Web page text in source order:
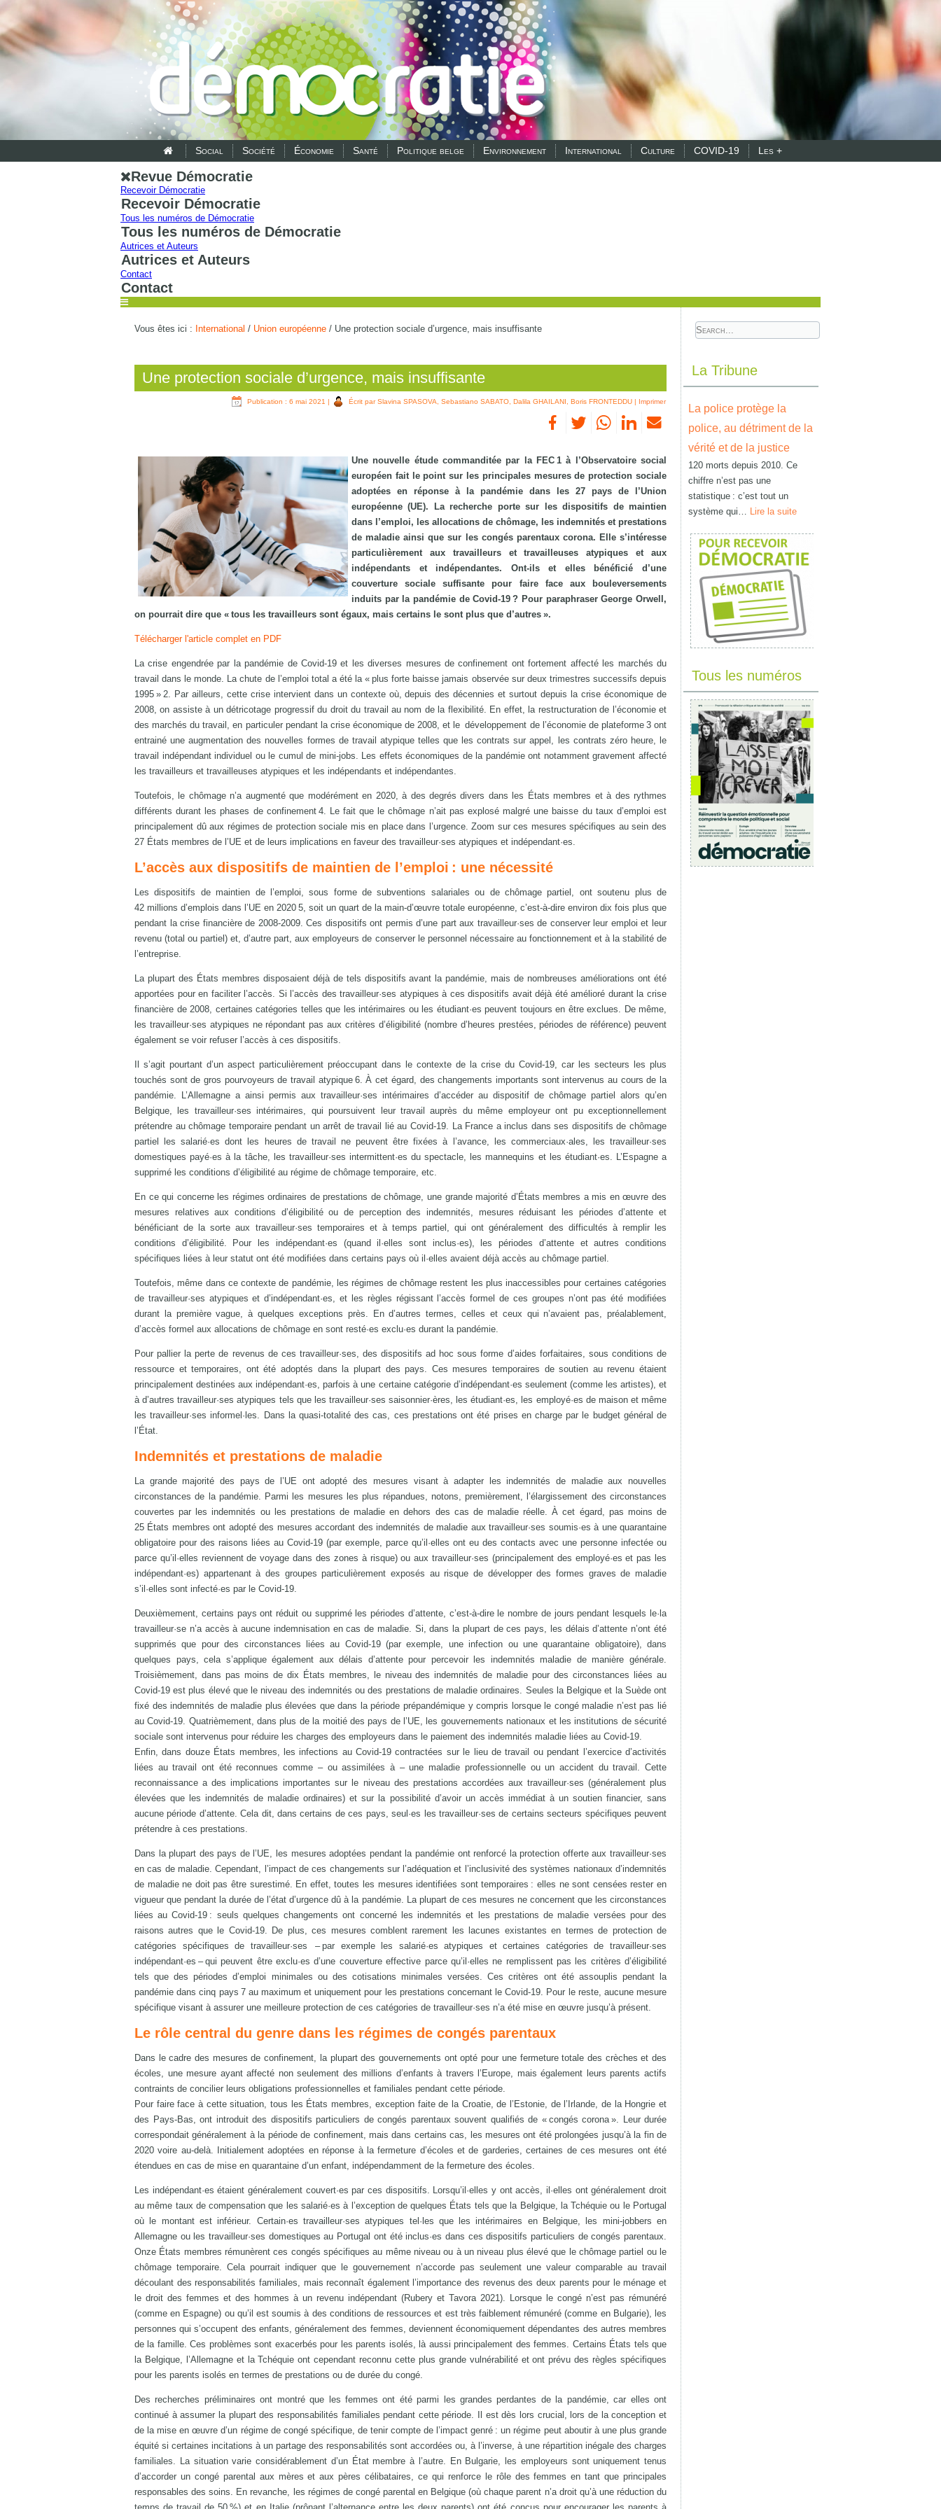
Social Société Économie Santé Politique belge Environnement International Culture COVID-19 Les +
Revue Démocratie
Recevoir Démocratie
Recevoir Démocratie
Tous les numéros de Démocratie
Tous les numéros de Démocratie
Autrices et Auteurs
Autrices et Auteurs
Contact
Contact
Vous êtes ici : International / Union européenne / Une protection sociale d’urgence, mais insuffisante
Une protection sociale d’urgence, mais insuffisante
Publication : 6 mai 2021 | Écrit par Slavina SPASOVA, Sebastiano SABATO, Dalila GHAILANI, Boris FRONTEDDU | Imprimer
Une nouvelle étude commanditée par la FEC 1 à l’Observatoire social
européen fait le point sur les principales mesures de protection sociale
adoptées en réponse à la pandémie dans les 27 pays de l’Union
européenne (UE). La recherche porte sur les dispositifs de maintien
dans l’emploi, les allocations de chômage, les indemnités et prestations
de maladie ainsi que sur les congés parentaux corona. Elle s’intéresse
particulièrement aux travailleurs et travailleuses atypiques et aux
indépendants et indépendantes. Ont-ils et elles bénéficié d’une
couverture sociale suffisante pour faire face aux bouleversements
induits par la pandémie de Covid-19 ? Pour paraphraser George Orwell,
on pourrait dire que « tous les travailleurs sont égaux, mais certains le sont plus que d’autres ».
Télécharger l'article complet en PDF
La crise engendrée par la pandémie de Covid-19 et les diverses mesures de confinement ont fortement affecté les marchés du
travail dans le monde. La chute de l’emploi total a été la « plus forte baisse jamais observée sur deux trimestres successifs depuis
1995 » 2. Par ailleurs, cette crise intervient dans un contexte où, depuis des décennies et surtout depuis la crise économique de
2008, on assiste à un détricotage progressif du droit du travail au nom de la flexibilité. En effet, la restructuration de l’économie et
des marchés du travail, en particuler pendant la crise économique de 2008, et le développement de l’économie de plateforme 3 ont
entrainé une augmentation des nouvelles formes de travail atypique telles que les contrats sur appel, les contrats zéro heure, le
travail indépendant individuel ou le cumul de mini-jobs. Les effets économiques de la pandémie ont notamment gravement affecté
les travailleurs et travailleuses atypiques et les indépendants et indépendantes.
Toutefois, le chômage n’a augmenté que modérément en 2020, à des degrés divers dans les États membres et à des rythmes
différents durant les phases de confinement 4. Le fait que le chômage n’ait pas explosé malgré une baisse du taux d’emploi est
principalement dû aux régimes de protection sociale mis en place dans l’urgence. Zoom sur ces mesures spécifiques au sein des
27 États membres de l’UE et de leurs implications en faveur des travailleur·ses atypiques et indépendant·es.
L’accès aux dispositifs de maintien de l’emploi : une nécessité
Les dispositifs de maintien de l’emploi, sous forme de subventions salariales ou de chômage partiel, ont soutenu plus de
42 millions d’emplois dans l’UE en 2020 5, soit un quart de la main-d’œuvre totale européenne, c’est-à-dire environ dix fois plus que
pendant la crise financière de 2008-2009. Ces dispositifs ont permis d’une part aux travailleur·ses de conserver leur emploi et leur
revenu (total ou partiel) et, d’autre part, aux employeurs de conserver le personnel nécessaire au fonctionnement et à la stabilité de
l’entreprise.
La plupart des États membres disposaient déjà de tels dispositifs avant la pandémie, mais de nombreuses améliorations ont été
apportées pour en faciliter l’accès. Si l’accès des travailleur·ses atypiques à ces dispositifs avait déjà été amélioré durant la crise
financière de 2008, certaines catégories telles que les intérimaires ou les étudiant·es peuvent toujours en être exclues. De même,
les travailleur·ses atypiques ne répondant pas aux critères d’éligibilité (nombre d’heures prestées, périodes de référence) peuvent
également se voir refuser l’accès à ces dispositifs.
Il s’agit pourtant d’un aspect particulièrement préoccupant dans le contexte de la crise du Covid-19, car les secteurs les plus
touchés sont de gros pourvoyeurs de travail atypique 6. À cet égard, des changements importants sont intervenus au cours de la
pandémie. L’Allemagne a ainsi permis aux travailleur·ses intérimaires d’accéder au dispositif de chômage partiel alors qu’en
Belgique, les travailleur·ses intérimaires, qui poursuivent leur travail auprès du même employeur ont pu exceptionnellement
prétendre au chômage temporaire pendant un arrêt de travail lié au Covid-19. La France a inclus dans ses dispositifs de chômage
partiel les salarié·es dont les heures de travail ne peuvent être fixées à l’avance, les commerciaux·ales, les travailleur·ses
domestiques payé·es à la tâche, les travailleur·ses intermittent·es du spectacle, les mannequins et les étudiant·es. L’Espagne a
supprimé les conditions d’éligibilité au régime de chômage temporaire, etc.
En ce qui concerne les régimes ordinaires de prestations de chômage, une grande majorité d’États membres a mis en œuvre des
mesures relatives aux conditions d’éligibilité ou de perception des indemnités, mesures réduisant les périodes d’attente et
bénéficiant de la sorte aux travailleur·ses temporaires et à temps partiel, qui ont généralement des difficultés à remplir les
conditions d’éligibilité. Pour les indépendant·es (quand il·elles sont inclus·es), les périodes d’attente et autres conditions
spécifiques liées à leur statut ont été modifiées dans certains pays où il·elles avaient déjà accès au chômage partiel.
Toutefois, même dans ce contexte de pandémie, les régimes de chômage restent les plus inaccessibles pour certaines catégories
de travailleur·ses atypiques et d’indépendant·es, et les règles régissant l’accès formel de ces groupes n’ont pas été modifiées
durant la première vague, à quelques exceptions près. En d’autres termes, celles et ceux qui n’avaient pas, préalablement,
d’accès formel aux allocations de chômage en sont resté·es exclu·es durant la pandémie.
Pour pallier la perte de revenus de ces travailleur·ses, des dispositifs ad hoc sous forme d’aides forfaitaires, sous conditions de
ressource et temporaires, ont été adoptés dans la plupart des pays. Ces mesures temporaires de soutien au revenu étaient
principalement destinées aux indépendant·es, parfois à une certaine catégorie d’indépendant·es seulement (comme les artistes), et
à d’autres travailleur·ses atypiques tels que les travailleur·ses saisonnier·ères, les étudiant·es, les employé·es de maison et même
les travailleur·ses informel·les. Dans la quasi-totalité des cas, ces prestations ont été prises en charge par le budget général de
l’État.
Indemnités et prestations de maladie
La grande majorité des pays de l’UE ont adopté des mesures visant à adapter les indemnités de maladie aux nouvelles
circonstances de la pandémie. Parmi les mesures les plus répandues, notons, premièrement, l’élargissement des circonstances
couvertes par les indemnités ou les prestations de maladie en dehors des cas de maladie réelle. À cet égard, pas moins de
25 États membres ont adopté des mesures accordant des indemnités de maladie aux travailleur·ses soumis·es à une quarantaine
obligatoire pour des raisons liées au Covid-19 (par exemple, parce qu’il·elles ont eu des contacts avec une personne infectée ou
parce qu’il·elles reviennent de voyage dans des zones à risque) ou aux travailleur·ses (principalement des employé·es et pas les
indépendant·es) appartenant à des groupes particulièrement exposés au risque de développer des formes graves de maladie
s’il·elles sont infecté·es par le Covid-19.
Deuxièmement, certains pays ont réduit ou supprimé les périodes d’attente, c’est-à-dire le nombre de jours pendant lesquels le·la
travailleur·se n’a accès à aucune indemnisation en cas de maladie. Si, dans la plupart de ces pays, les délais d’attente n’ont été
supprimés que pour des circonstances liées au Covid-19 (par exemple, une infection ou une quarantaine obligatoire), dans
quelques pays, cela s’applique également aux délais d’attente pour percevoir les indemnités maladie de manière générale.
Troisièmement, dans pas moins de dix États membres, le niveau des indemnités de maladie pour des circonstances liées au
Covid-19 est plus élevé que le niveau des indemnités ou des prestations de maladie ordinaires. Seules la Belgique et la Suède ont
fixé des indemnités de maladie plus élevées que dans la période prépandémique y compris lorsque le congé maladie n’est pas lié
au Covid-19. Quatrièmement, dans plus de la moitié des pays de l’UE, les gouvernements nationaux et les institutions de sécurité
sociale sont intervenus pour réduire les charges des employeurs dans le paiement des indemnités maladie liées au Covid-19.
Enfin, dans douze États membres, les infections au Covid-19 contractées sur le lieu de travail ou pendant l’exercice d’activités
liées au travail ont été reconnues comme – ou assimilées à – une maladie professionnelle ou un accident du travail. Cette
reconnaissance a des implications importantes sur le niveau des prestations accordées aux travailleur·ses (généralement plus
élevées que les indemnités de maladie ordinaires) et sur la possibilité d’avoir un accès immédiat à un soutien financier, sans
aucune période d’attente. Cela dit, dans certains de ces pays, seul·es les travailleur·ses de certains secteurs spécifiques peuvent
prétendre à ces prestations.
Dans la plupart des pays de l’UE, les mesures adoptées pendant la pandémie ont renforcé la protection offerte aux travailleur·ses
en cas de maladie. Cependant, l’impact de ces changements sur l’adéquation et l’inclusivité des systèmes nationaux d’indemnités
de maladie ne doit pas être surestimé. En effet, toutes les mesures identifiées sont temporaires : elles ne sont censées rester en
vigueur que pendant la durée de l’état d’urgence dû à la pandémie. La plupart de ces mesures ne concernent que les circonstances
liées au Covid-19 : seuls quelques changements ont concerné les indemnités et les prestations de maladie versées pour des
raisons autres que le Covid-19. De plus, ces mesures comblent rarement les lacunes existantes en termes de protection de
catégories spécifiques de travailleur·ses – par exemple les salarié·es atypiques et certaines catégories de travailleur·ses
indépendant·es – qui peuvent être exclu·es d’une couverture effective parce qu’il·elles ne remplissent pas les critères d’éligibilité
tels que des périodes d’emploi minimales ou des cotisations minimales versées. Ces critères ont été assouplis pendant la
pandémie dans cinq pays 7 au maximum et uniquement pour les prestations concernant le Covid-19. Pour le reste, aucune mesure
spécifique visant à assurer une meilleure protection de ces catégories de travailleur·ses n’a été mise en œuvre jusqu’à présent.
Le rôle central du genre dans les régimes de congés parentaux
Dans le cadre des mesures de confinement, la plupart des gouvernements ont opté pour une fermeture totale des crèches et des
écoles, une mesure ayant affecté non seulement des millions d’enfants à travers l’Europe, mais également leurs parents actifs
contraints de concilier leurs obligations professionnelles et familiales pendant cette période.
Pour faire face à cette situation, tous les États membres, exception faite de la Croatie, de l’Estonie, de l’Irlande, de la Hongrie et
des Pays-Bas, ont introduit des dispositifs particuliers de congés parentaux souvent qualifiés de « congés corona ». Leur durée
correspondait généralement à la période de confinement, mais dans certains cas, les mesures ont été prolongées jusqu’à la fin de
2020 voire au-delà. Initialement adoptées en réponse à la fermeture d’écoles et de garderies, certaines de ces mesures ont été
étendues en cas de mise en quarantaine d’un enfant, indépendamment de la fermeture des écoles.
Les indépendant·es étaient généralement couvert·es par ces dispositifs. Lorsqu’il·elles y ont accès, il·elles ont généralement droit
au même taux de compensation que les salarié·es à l’exception de quelques États tels que la Belgique, la Tchéquie ou le Portugal
où le montant est inférieur. Certain·es travailleur·ses atypiques tel·les que les intérimaires en Belgique, les mini-jobbers en
Allemagne ou les travailleur·ses domestiques au Portugal ont été inclus·es dans ces dispositifs particuliers de congés parentaux.
Onze États membres rémunèrent ces congés spécifiques au même niveau ou à un niveau plus élevé que le chômage partiel ou le
chômage temporaire. Cela pourrait indiquer que le gouvernement n’accorde pas seulement une valeur comparable au travail
découlant des responsabilités familiales, mais reconnaît également l’importance des revenus des deux parents pour le ménage et
le droit des femmes et des hommes à un revenu indépendant (Rubery et Tavora 2021). Lorsque le congé n’est pas rémunéré
(comme en Espagne) ou qu’il est soumis à des conditions de ressources et est très faiblement rémunéré (comme en Bulgarie), les
personnes qui s’occupent des enfants, généralement des femmes, deviennent économiquement dépendantes des autres membres
de la famille. Ces problèmes sont exacerbés pour les parents isolés, là aussi principalement des femmes. Certains États tels que
la Belgique, l’Allemagne et la Tchéquie ont cependant reconnu cette plus grande vulnérabilité et ont prévu des règles spécifiques
pour les parents isolés en termes de prestations ou de durée du congé.
Des recherches préliminaires ont montré que les femmes ont été parmi les grandes perdantes de la pandémie, car elles ont
continué à assumer la plupart des responsabilités familiales pendant cette période. Il est dès lors crucial, lors de la conception et
de la mise en œuvre d’un régime de congé spécifique, de tenir compte de l’impact genré : un régime peut aboutir à une plus grande
équité si certaines incitations à un partage des responsabilités sont accordées ou, à l’inverse, à une répartition inégale des charges
familiales. La situation varie considérablement d’un État membre à l’autre. En Bulgarie, les employeurs sont uniquement tenus
d’accorder un congé parental aux mères et aux pères célibataires, ce qui renforce le rôle des femmes en tant que principales
responsables des soins. En revanche, les régimes de congé parental en Belgique (où chaque parent n’a droit qu’à une réduction du
La Tribune
La police protège la
police, au détriment de la
vérité et de la justice
120 morts depuis 2010. Ce
chiffre n’est pas une
statistique : c’est tout un
système qui… Lire la suite
Tous les numéros